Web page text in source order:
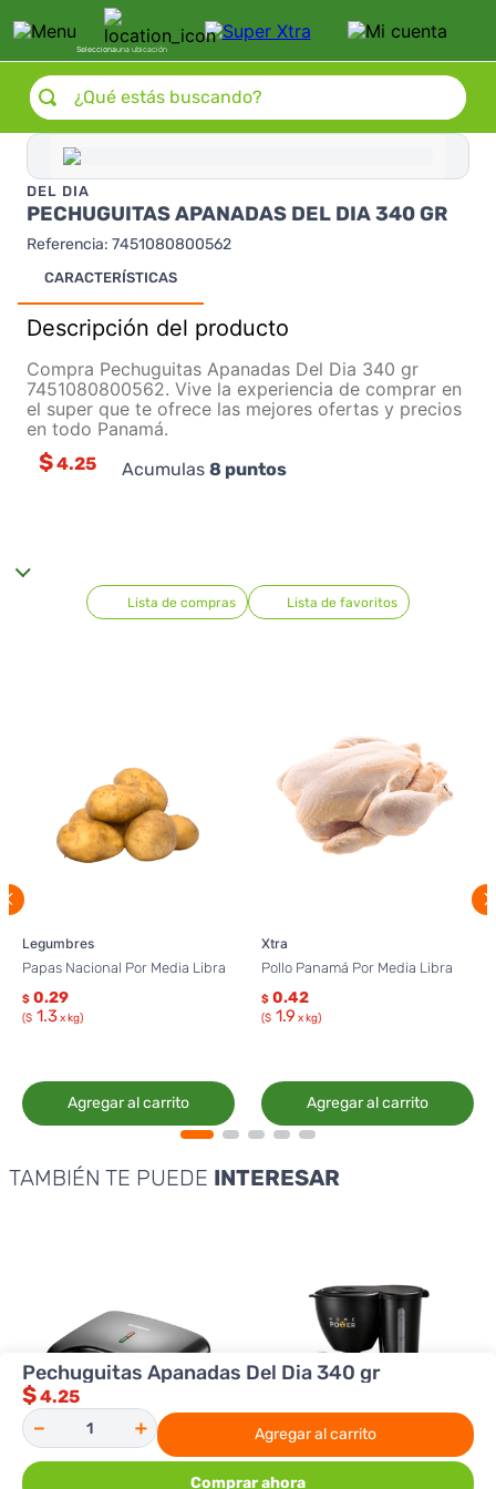
Seleccionauna ubicación
¿Qué estás buscando?
DEL DIA
PECHUGUITAS APANADAS DEL DIA 340 GR
Referencia: 7451080800562
CARACTERÍSTICAS
Descripción del producto
Compra Pechuguitas Apanadas Del Dia 340 gr
7451080800562. Vive la experiencia de comprar en
el super que te ofrece las mejores ofertas y precios
en todo Panamá.
$4.25 Acumulas 8 puntos
Lista de compras Lista de favoritos
Legumbres
Papas Nacional Por Media Libra
$ 0.29
($ 1.3x kg)
Agregar al carrito
Xtra
Pollo Panamá Por Media Libra
$ 0.42
($ 1.9 x kg)
Agregar al carrito
TAMBIÉN TE PUEDE INTERESAR
Pechuguitas Apanadas Del Dia 340 gr
$4.25
＋
－ Agregar al carrito
Comprar ahora